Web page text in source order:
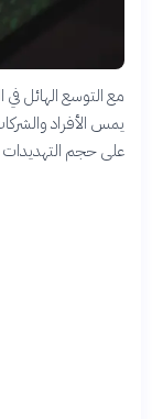
الهائل في
الأفراد والشركات
حجم التهديدات